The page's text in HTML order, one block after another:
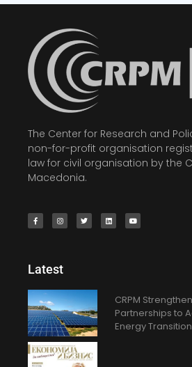
The Center for Research and
non-for-profit organisation
law for civil organisation by the
Macedonia.
Latest
CRPM
Partnerships to
Energy